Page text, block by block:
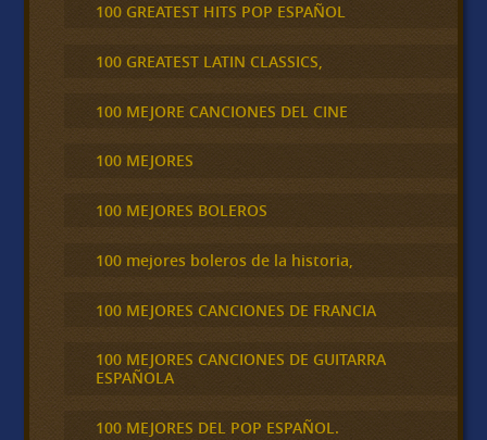
100 GREATEST HITS POP ESPAÑOL
100 GREATEST LATIN CLASSICS,
100 MEJORE CANCIONES DEL CINE
100 MEJORES
100 MEJORES BOLEROS
100 mejores boleros de la historia,
100 MEJORES CANCIONES DE FRANCIA
100 MEJORES CANCIONES DE GUITARRA
ESPAÑOLA
100 MEJORES DEL POP ESPAÑOL.